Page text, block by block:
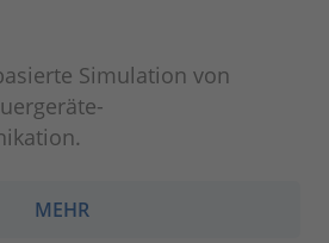
Simulation von
MEHR